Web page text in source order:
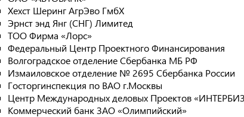
Хехст Шеринг АгрЭво ГмбХ
Эрнст энд Янг (СНГ) Лимитед
ТОО Фирма «Лорс»
Федеральный Центр Проектного Финансирования
Волгоградское отделение Сбербанка МБ РФ
Измаиловское отделение № 2695 Сбербанка России
Госторгинспекция по ВАО г.Москвы
Центр Международных деловых Проектов
Коммерческий банк ЗАО «Олимпийский»